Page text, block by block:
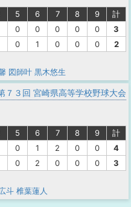
5 6 7 8 9
計
0 0 0 0 0
3
0 1 0 0 0
2
図師叶 黒木悠生
７３回 宮崎県高等学校野球大会
5 6 7 8 9
計
0 1 2 0 0
4
0 2 0 0 0
3
斗 椎葉蓮人